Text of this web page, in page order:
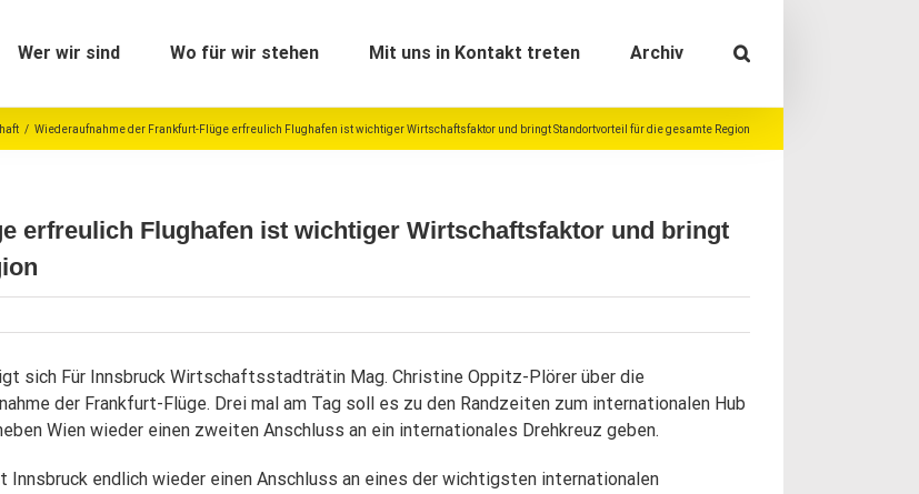
Wer wir sind Wo für wir stehen Mit uns in Kontakt treten Archiv
/ Wiederaufnahme der Frankfurt-Flüge erfreulich Flughafen ist wichtiger Wirtschaftsfaktor und bringt Standortvorteil für die gesamte Region
erfreulich Flughafen ist wichtiger Wirtschaftsfaktor und bringt
sich Für Innsbruck Wirtschaftsstadträtin Mag. Christine Oppitz-Plörer über die
der Frankfurt-Flüge. Drei mal am Tag soll es zu den Randzeiten zum internationalen Hub
Wien wieder einen zweiten Anschluss an ein internationales Drehkreuz geben.
Innsbruck endlich wieder einen Anschluss an eines der wichtigsten internationalen